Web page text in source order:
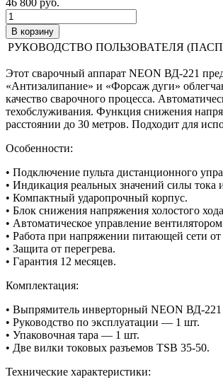
46 800 руб.
РУКОВОДСТВО ПОЛЬЗОВАТЕЛЯ
Этот сварочный аппарат NEON ВД-221
«Антизалипание» и «Форсаж дуги»
качество сварочного процесса.
техобслуживания. Функция снижения
расстоянии до 30 метров. Подходит для
Особенности:
• Подключение пульта дистанционного
• Индикация реальных значений силы тока
• Компактный ударопрочный корпус.
• Блок снижения напряжения холостого
• Автоматическое управление
• Работа при напряжении питающей сети
• Защита от перегрева.
• Гарантия 12 месяцев.
Комплектация:
• Выпрямитель инверторный NEON ВД-
• Руководство по эксплуатации — 1 шт.
• Упаковочная тара — 1 шт.
• Две вилки токовых разъемов TSB 35-50.
Технические характеристики: